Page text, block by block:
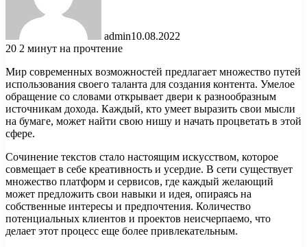
admin10.08.2022
20 2 минут на прочтение
Мир современных возможностей предлагает множество путей
использования своего таланта для создания контента. Умелое
обращение со словами открывает двери к разнообразным
источникам дохода. Каждый, кто умеет выразить свои мысли
на бумаге, может найти свою нишу и начать процветать в этой
сфере.
Сочинение текстов стало настоящим искусством, которое
совмещает в себе креативность и усердие. В сети существует
множество платформ и сервисов, где каждый желающий
может предложить свои навыки и идея, опираясь на
собственные интересы и предпочтения. Количество
потенциальных клиентов и проектов неисчерпаемо, что
делает этот процесс еще более привлекательным.